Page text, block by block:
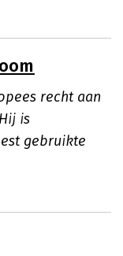
recht aan
is
gebruikte